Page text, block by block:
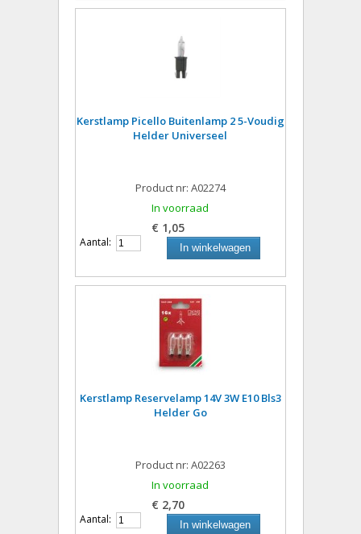
Kerstlamp Picello Buitenlamp 2 5-Voudig
Helder Universeel
Product nr: A02274
In voorraad
€ 1,05
Aantal: In winkelwagen
Kerstlamp Reservelamp 14V 3W E10 Bls3
Helder Go
Product nr: A02263
In voorraad
€ 2,70
Aantal: In winkelwagen